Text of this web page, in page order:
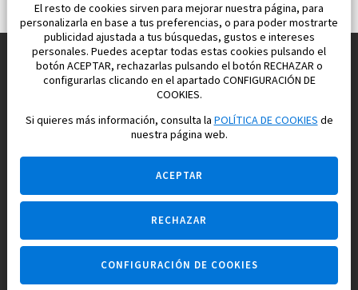
Construimos y vendemos propiedades
para su vida feliz en España
Agencia inmobiliaria +34 647 173 382
El resto de cookies sirven para mejorar nuestra página, para
personalizarla en base a tus preferencias, o para poder mostrarte
publicidad ajustada a tus búsquedas, gustos e intereses
personales. Puedes aceptar todas estas cookies pulsando el
botón ACEPTAR, rechazarlas pulsando el botón RECHAZAR o
configurarlas clicando en el apartado CONFIGURACIÓN DE
COOKIES.
Si quieres más información, consulta laPOLÍTICA DE COOKIESde
nuestra página web.
ACEPTAR
RECHAZAR
CONFIGURACIÓN DE COOKIES